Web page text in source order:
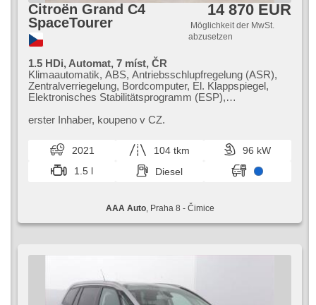
Citroën Grand C4
SpaceTourer
14 870 EUR
Möglichkeit der MwSt.
abzusetzen
1.5 HDi, Automat, 7 míst, ČR
Klimaautomatik, ABS, Antriebsschlupfregelung (ASR),
Zentralverriegelung, Bordcomputer, El. Klappspiegel,
Elektronisches Stabilitätsprogramm (ESP),
Scheibenwischersensor, starten per Taste,
automatikparken, El. einstellbare Sitze,
Frontmassagesitze, Servolenkung, El. Seitenscheiben,
Dachträger, Autoradio, Automatikgetriebe
erster Inhaber,​ koupeno v CZ.
2021 104 tkm
96 kW
1.5 l
Diesel
AAA Auto, Praha 8 - Čimice